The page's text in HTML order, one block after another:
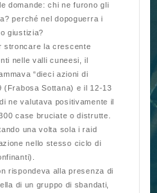
domande: chi ne furono gli
perché nel dopoguerra i
giustizia?
stroncare la crescente
nelle valli cuneesi, il
“dieci azioni di
(Frabosa Sottana) e il 12-13
ne valutava positivamente il
case bruciate o distrutte.
una volta sola i raid
nello stesso ciclo di
rispondeva alla presenza di
di un gruppo di sbandati,